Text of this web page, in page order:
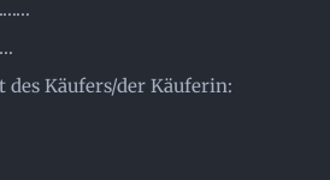
Käufers/der Käuferin: